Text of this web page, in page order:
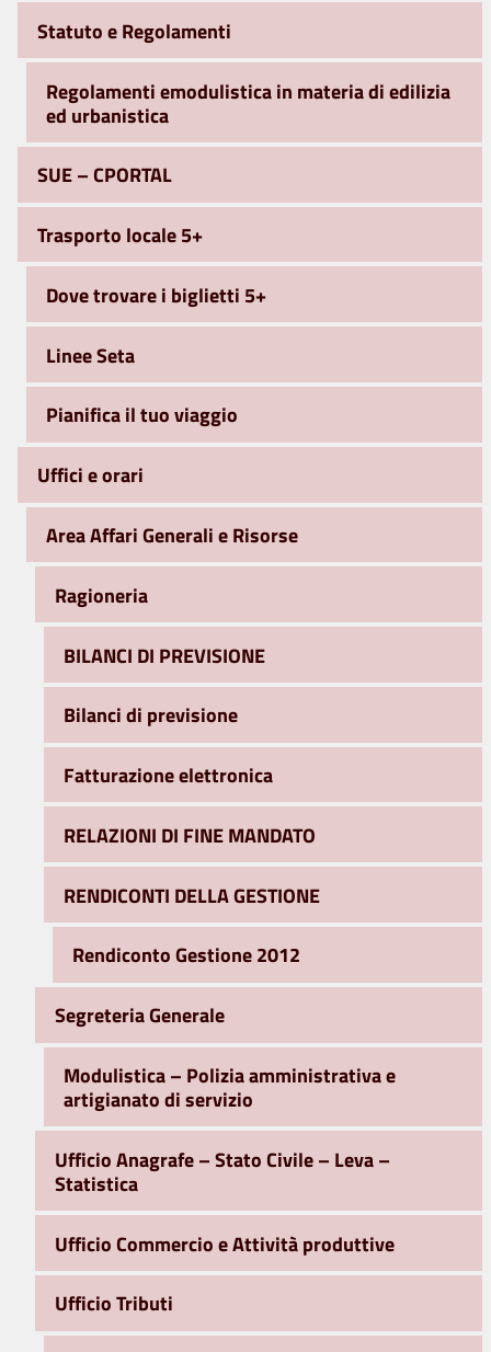
Statuto e Regolamenti
Regolamenti emodulistica in materia di edilizia
ed urbanistica
SUE – CPORTAL
Trasporto locale 5+
Dove trovare i biglietti 5+
Linee Seta
Pianifica il tuo viaggio
Uffici e orari
Area Affari Generali e Risorse
Ragioneria
BILANCI DI PREVISIONE
Bilanci di previsione
Fatturazione elettronica
RELAZIONI DI FINE MANDATO
RENDICONTI DELLA GESTIONE
Rendiconto Gestione 2012
Segreteria Generale
Modulistica – Polizia amministrativa e
artigianato di servizio
Ufficio Anagrafe – Stato Civile – Leva –
Statistica
Ufficio Commercio e Attività produttive
Ufficio Tributi